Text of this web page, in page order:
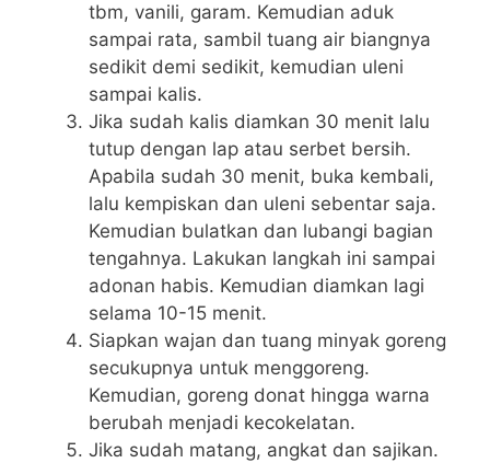
tbm, vanili, garam. Kemudian aduk
sampai rata, sambil tuang air biangnya
sedikit demi sedikit, kemudian uleni
sampai kalis.
Jika sudah kalis diamkan 30 menit lalu
tutup dengan lap atau serbet bersih.
Apabila sudah 30 menit, buka kembali,
lalu kempiskan dan uleni sebentar saja.
Kemudian bulatkan dan lubangi bagian
tengahnya. Lakukan langkah ini sampai
adonan habis. Kemudian diamkan lagi
selama 10-15 menit.
Siapkan wajan dan tuang minyak goreng
secukupnya untuk menggoreng.
Kemudian, goreng donat hingga warna
berubah menjadi kecokelatan.
Jika sudah matang, angkat dan sajikan.